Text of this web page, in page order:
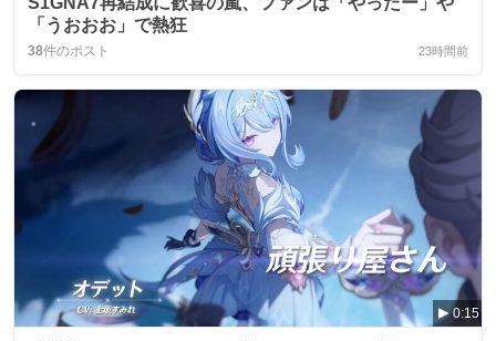
「うおおお」で熱狂
38件のポスト 23時間前
0:15